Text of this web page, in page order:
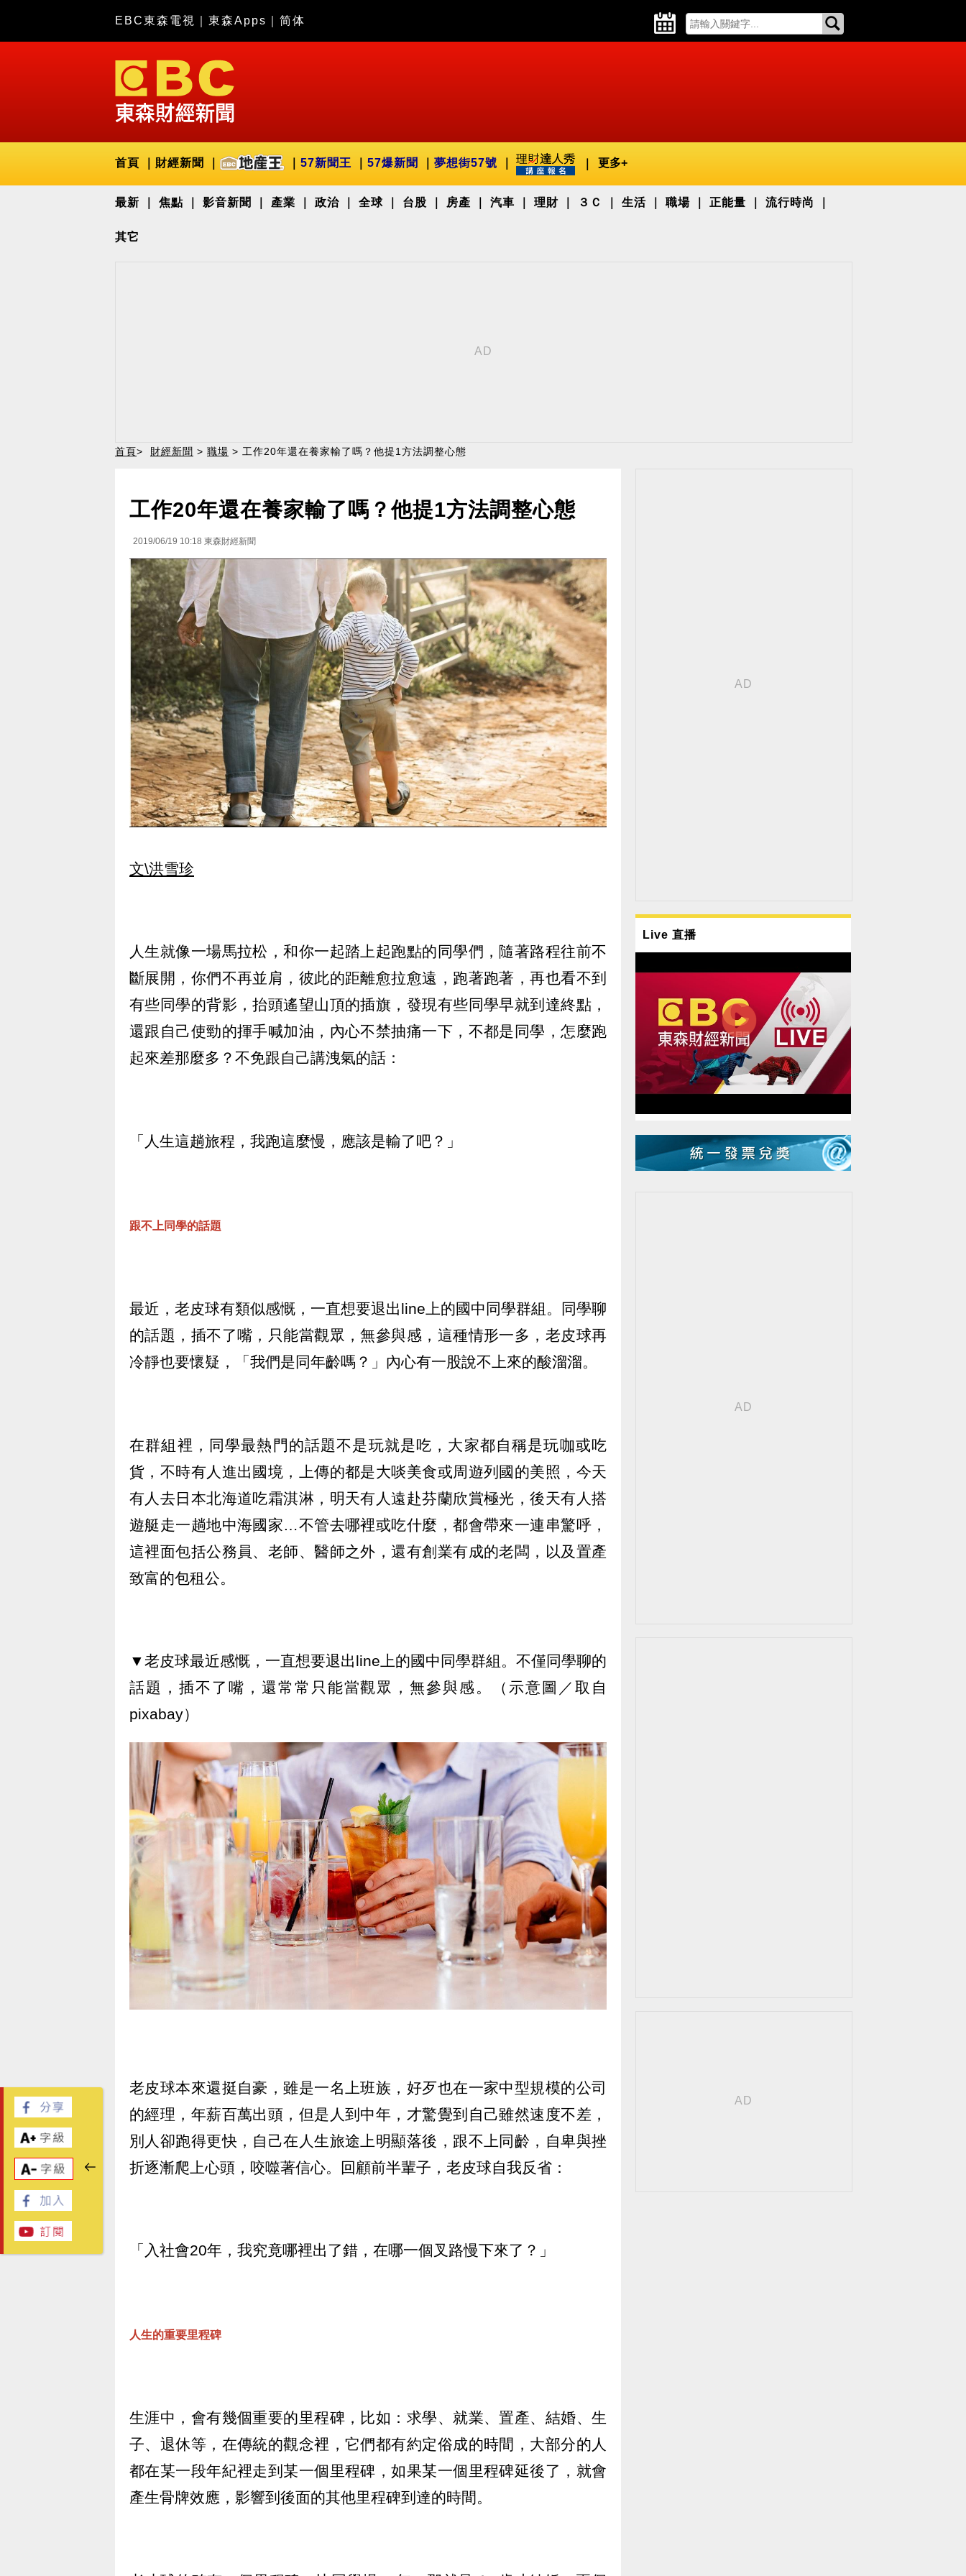
EBC東森電視 東森Apps 简体
首頁 財經新聞 57新聞王 57爆新聞 夢想街57號 更多+
最新 焦點 影音新聞 產業 政治 全球 台股 房產 汽車 理財 ３Ｃ 生活 職場 正能量 流行時尚
其它
首頁> 財經新聞 > 職場 > 工作20年還在養家輸了嗎？他提1方法調整心態
工作20年還在養家輸了嗎？他提1方法調整心態
2019/06/19 10:18 東森財經新聞
文\洪雪珍
人生就像一場馬拉松，和你一起踏上起跑點的同學們，隨著路程往前不
斷展開，你們不再並肩，彼此的距離愈拉愈遠，跑著跑著，再也看不到
有些同學的背影，抬頭遙望山頂的插旗，發現有些同學早就到達終點，
還跟自己使勁的揮手喊加油，內心不禁抽痛一下，不都是同學，怎麼跑
起來差那麼多？不免跟自己講洩氣的話：
「人生這趟旅程，我跑這麼慢，應該是輸了吧？」
跟不上同學的話題
最近，老皮球有類似感慨，一直想要退出line上的國中同學群組。同學聊
的話題，插不了嘴，只能當觀眾，無參與感，這種情形一多，老皮球再
冷靜也要懷疑，「我們是同年齡嗎？」內心有一股說不上來的酸溜溜。
在群組裡，同學最熱門的話題不是玩就是吃，大家都自稱是玩咖或吃
貨，不時有人進出國境，上傳的都是大啖美食或周遊列國的美照，今天
有人去日本北海道吃霜淇淋，明天有人遠赴芬蘭欣賞極光，後天有人搭
遊艇走一趟地中海國家…不管去哪裡或吃什麼，都會帶來一連串驚呼，
這裡面包括公務員、老師、醫師之外，還有創業有成的老闆，以及置產
致富的包租公。
▼老皮球最近感慨，一直想要退出line上的國中同學群組。不僅同學聊的
話題，插不了嘴，還常常只能當觀眾，無參與感。（示意圖／取自
pixabay）
老皮球本來還挺自豪，雖是一名上班族，好歹也在一家中型規模的公司
的經理，年薪百萬出頭，但是人到中年，才驚覺到自己雖然速度不差，
別人卻跑得更快，自己在人生旅途上明顯落後，跟不上同齡，自卑與挫
折逐漸爬上心頭，咬噬著信心。回顧前半輩子，老皮球自我反省：
「入社會20年，我究竟哪裡出了錯，在哪一個叉路慢下來了？」
人生的重要里程碑
生涯中，會有幾個重要的里程碑，比如：求學、就業、置產、結婚、生
子、退休等，在傳統的觀念裡，它們都有約定俗成的時間，大部分的人
都在某一段年紀裡走到某一個里程碑，如果某一個里程碑延後了，就會
產生骨牌效應，影響到後面的其他里程碑到達的時間。
Live 直播